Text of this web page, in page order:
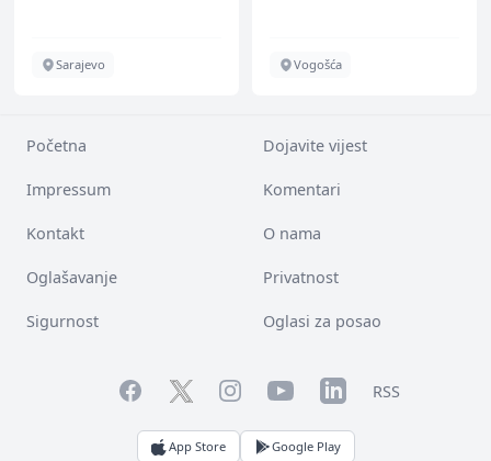
Sarajevo Vogošća
Početna Dojavite vijest
Impressum Komentari
Kontakt O nama
Oglašavanje Privatnost
Sigurnost Oglasi za posao
FacebookTwitterInstagramYouTubeLinkedInRSS
App Store Google Play